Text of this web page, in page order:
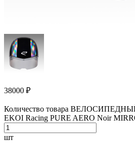
38000 ₽
Количество товара
EKOI Racing PURE AERO Noir
шт